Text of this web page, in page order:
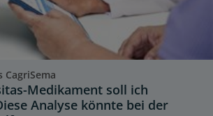
Medikament soll ich
Analyse könnte bei der